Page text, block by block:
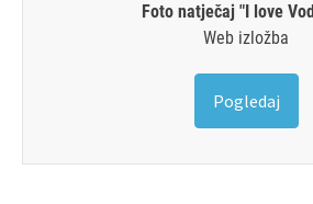
Foto natječaj "I love
Web izložba
Pogledaj